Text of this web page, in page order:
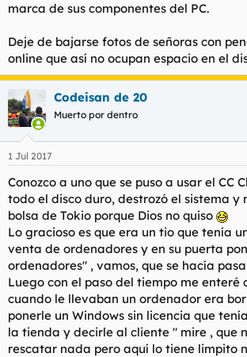
marca de sus componentes del PC.
Deje de bajarse fotos de señoras con
online que así no ocupan espacio en el
Codeisan de 20
Muerto por dentro
1 Jul 2017
Conozco a uno que se puso a usar el CC
todo el disco duro, destrozó el sistema y
bolsa de Tokio porque Dios no quiso
Lo gracioso es que era un tio que tenía
venta de ordenadores y en su puerta
ordenadores" , vamos, que se hacía
Luego con el paso del tiempo me enteré
cuando le llevaban un ordenador era
ponerle un Windows sin licencia que
la tienda y decirle al cliente " mire , que
rescatar nada pero aquí lo tiene limpito